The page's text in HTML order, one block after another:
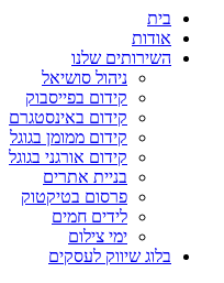
בית
אודות
השירותים שלנו
ניהול סושיאל
קידום בפייסבוק
קידום באינסטגרם
קידום ממומן בגוגל
קידום אורגני בגוגל
בניית אתרים
פרסום בטיקטוק
לידים חמים
ימי צילום
בלוג שיווק לעסקים